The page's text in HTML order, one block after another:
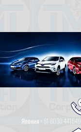
Япония + 81 8030 441649